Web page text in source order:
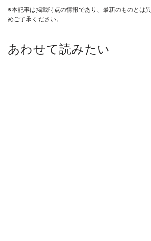
※本記事は掲載時点の情報であり、最新のものとは
めご了承ください。
あわせて読みたい